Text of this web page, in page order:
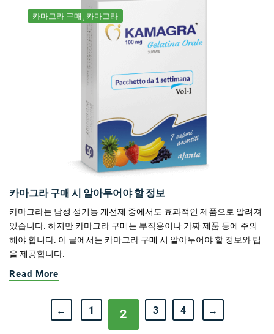
카마그라 구매 카마그라
카마그라 구매 시 알아두어야 할 정보
카마그라는 남성 성기능 개선제 중에서도 효과적인 제품으로 알려져
있습니다. 하지만 카마그라 구매는 부작용이나 가짜 제품 등에 주의
해야 합니다. 이 글에서는 카마그라 구매 시 알아두어야 할 정보와 팁
을 제공합니다.
Read More
← 1 2 3 4 →